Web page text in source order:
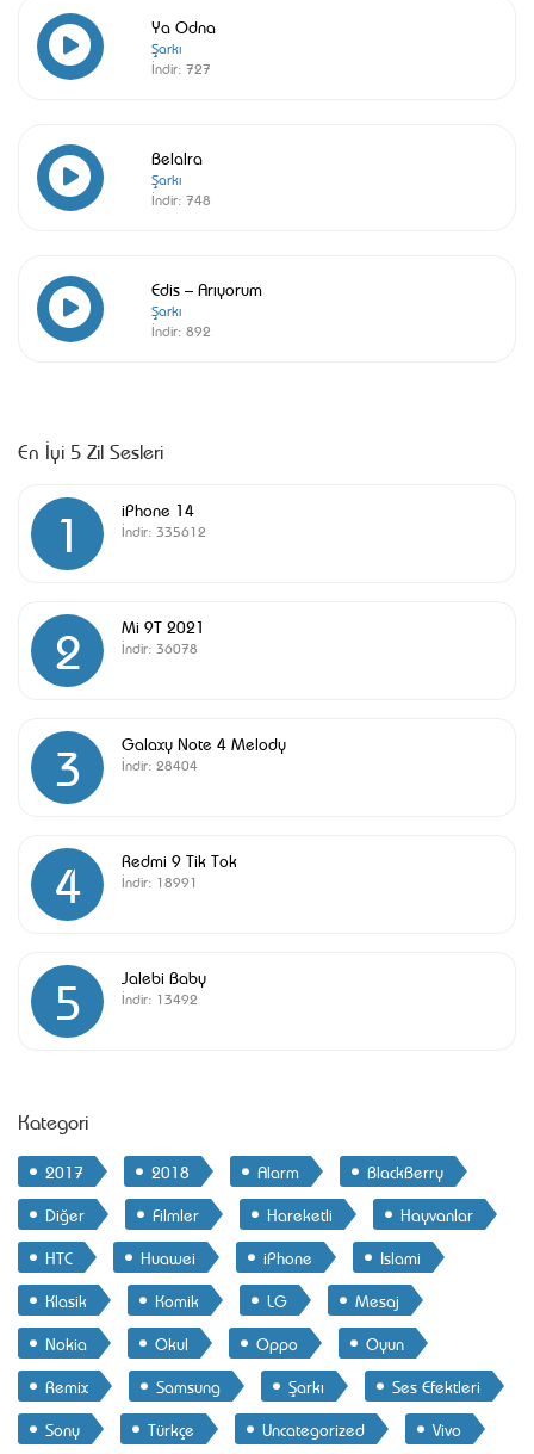
Ya Odna
Şarkı
İndir: 727
Belalra
Şarkı
İndir: 748
Edis – Arıyorum
Şarkı
İndir: 892
En İyi 5 Zil Sesleri
1 iPhone 14
İndir: 335612
2 Mi 9T 2021
İndir: 36078
3 Galaxy Note 4 Melody
İndir: 28404
4 Redmi 9 Tik Tok
İndir: 18991
5 Jalebi Baby
İndir: 13492
Kategori
2017 2018 Alarm
BlackBerry
Diğer
Filmler Hareketli
Hayvanlar
HTC
Huawei iPhone
Islami
Klasik
Komik LG
Mesaj
Nokia
Okul Oppo
Oyun
Remix
Samsung Şarkı
Ses Efektleri
Sony
Türkçe Uncategorized Vivo